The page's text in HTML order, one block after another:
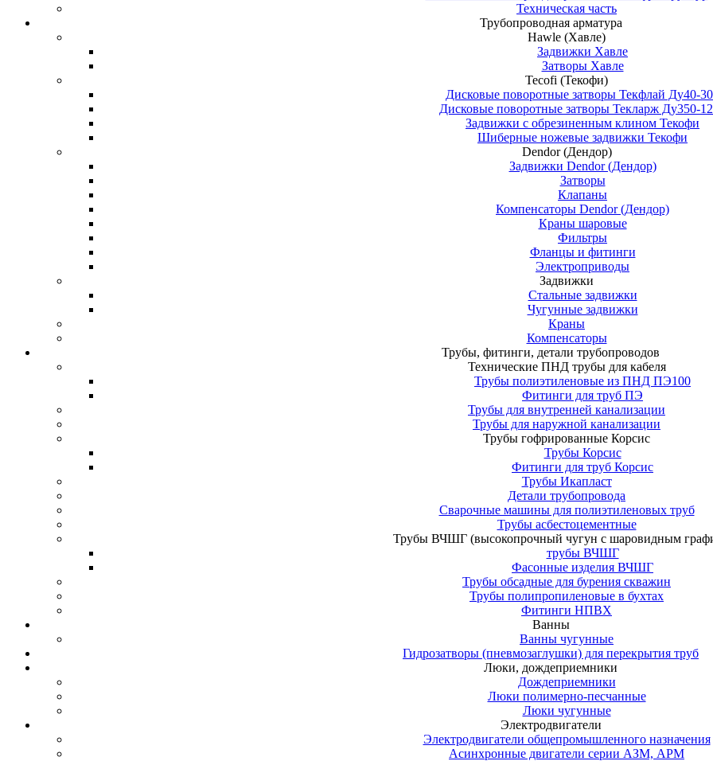
Техническая часть
Трубопроводная арматура
Hawle (Хавле)
Задвижки Хавле
Затворы Хавле
Tecofi (Текофи)
Дисковые поворотные затворы Текфлай Ду40-
Дисковые поворотные затворы Текларж Ду350-
Задвижки с обрезиненным клином Текофи
Шиберные ножевые задвижки Текофи
Dendor (Дендор)
Задвижки Dendor (Дендор)
Затворы
Клапаны
Компенсаторы Dendor (Дендор)
Краны шаровые
Фильтры
Фланцы и фитинги
Электроприводы
Задвижки
Стальные задвижки
Чугунные задвижки
Краны
Компенсаторы
Трубы, фитинги, детали трубопроводов
Технические ПНД трубы для кабеля
Трубы полиэтиленовые из ПНД ПЭ100
Фитинги для труб ПЭ
Трубы для внутренней канализации
Трубы для наружной канализации
Трубы гофрированные Корсис
Трубы Корсис
Фитинги для труб Корсис
Трубы Икапласт
Детали трубопровода
Сварочные машины для полиэтиленовых труб
Трубы асбестоцементные
Трубы ВЧШГ (высокопрочный чугун с шаровидным
трубы ВЧШГ
Фасонные изделия ВЧШГ
Трубы обсадные для бурения скважин
Трубы полипропиленовые в бухтах
Фитинги НПВХ
Ванны
Ванны чугунные
Гидрозатворы (пневмозаглушки) для перекрытия труб
Люки, дождеприемники
Дождеприемники
Люки полимерно-песчанные
Люки чугунные
Электродвигатели
Электродвигатели общепромышленного назначения
Асинхронные двигатели серии АЗМ, АРМ